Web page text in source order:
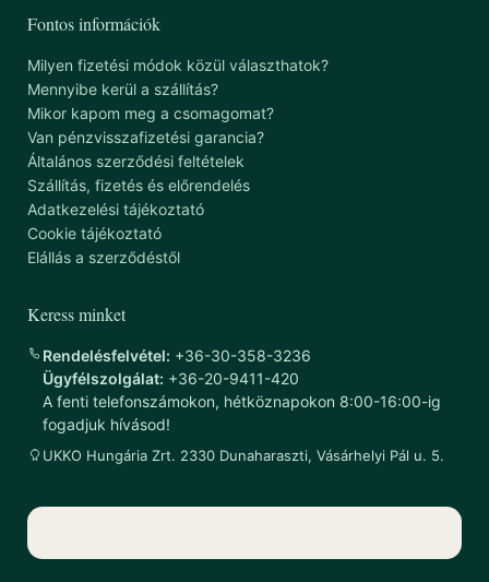
Fontos információk
Milyen fizetési módok közül választhatok?
Mennyibe kerül a szállítás?
Mikor kapom meg a csomagomat?
Van pénzvisszafizetési garancia?
Általános szerződési feltételek
Szállítás, fizetés és előrendelés
Adatkezelési tájékoztató
Cookie tájékoztató
Elállás a szerződéstől
Keress minket
Rendelésfelvétel: +36-30-358-3236
Ügyfélszolgálat: +36-20-9411-420
A fenti telefonszámokon, hétköznapokon 8:00-16:00-ig
fogadjuk hívásod!
UKKO Hungária Zrt. 2330 Dunaharaszti, Vásárhelyi Pál u. 5.